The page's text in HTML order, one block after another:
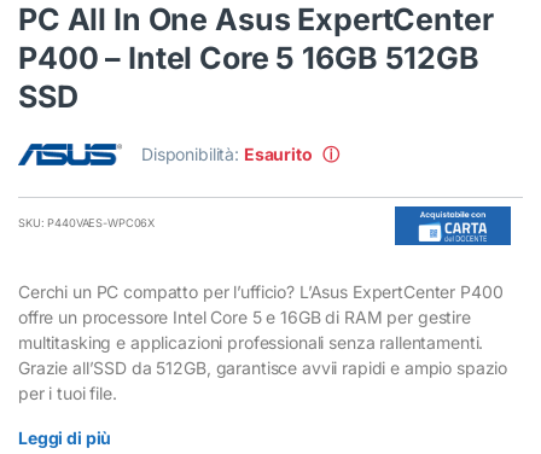
PC All In One Asus ExpertCenter
P400 – Intel Core 5 16GB 512GB
SSD
Disponibilità: Esaurito ⓘ
SKU: P440VAES-WPC06X
Cerchi un PC compatto per l’ufficio? L’Asus ExpertCenter P400
offre un processore Intel Core 5 e 16GB di RAM per gestire
multitasking e applicazioni professionali senza rallentamenti.
Grazie all’SSD da 512GB, garantisce avvii rapidi e ampio spazio
per i tuoi file.
Leggi di più